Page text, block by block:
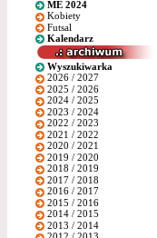
ME 2024
Kobiety
Futsal
Kalendarz
Wyszukiwarka
2026 / 2027
2025 / 2026
2024 / 2025
2023 / 2024
2022 / 2023
2021 / 2022
2020 / 2021
2019 / 2020
2018 / 2019
2017 / 2018
2016 / 2017
2015 / 2016
2014 / 2015
2013 / 2014